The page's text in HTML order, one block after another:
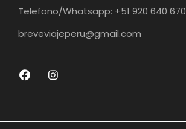
Telefono/Whatsapp: +51 920 640 670
breveviajeperu@gmail.com